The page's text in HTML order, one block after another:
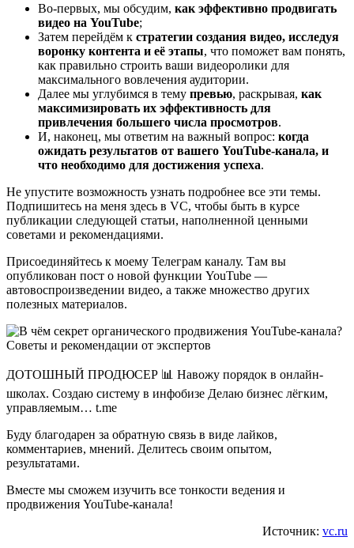
Во-первых, мы обсудим, как эффективно продвигать
видео на YouTube;
Затем перейдём к стратегии создания видео, исследуя
воронку контента и её этапы, что поможет вам понять,
как правильно строить ваши видеоролики для
максимального вовлечения аудитории.
Далее мы углубимся в тему превью, раскрывая, как
максимизировать их эффективность для
привлечения большего числа просмотров.
И, наконец, мы ответим на важный вопрос: когда
ожидать результатов от вашего YouTube-канала, и
что необходимо для достижения успеха.
Не упустите возможность узнать подробнее все эти темы.
Подпишитесь на меня здесь в VC, чтобы быть в курсе
публикации следующей статьи, наполненной ценными
советами и рекомендациями.
Присоединяйтесь к моему Телеграм каналу. Там вы
опубликован пост о новой функции YouTube —
автовоспроизведении видео, а также множество других
полезных материалов.
ДОТОШНЫЙ ПРОДЮСЕР 📊 Навожу порядок в онлайн-
школах. Создаю систему в инфобизе Делаю бизнес лёгким,
управляемым… t.me
Буду благодарен за обратную связь в виде лайков,
комментариев, мнений. Делитесь своим опытом,
результатами.
Вместе мы сможем изучить все тонкости ведения и
продвижения YouTube-канала!
Источник: vc.ru